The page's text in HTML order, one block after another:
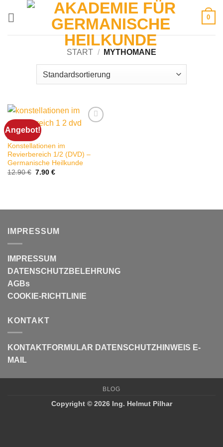
0
START / MYTHOMANE
Angebot!
ADS/ADHS
Konstellationen im
Revierbereich 1/2 (DVD) –
Germanische Heilkunde
12.90€ Ursprünglicher
7.90 €Aktueller
IMPRESSUM
IMPRESSUM
DATENSCHUTZBELEHRUNG
AGBs
COOKIE-RICHTLINIE
KONTAKT
KONTAKTFORMULAR DATENSCHUTZHINWEIS E-
MAIL
BLOG
Copyright © 2026 Ing. Helmut Pilhar